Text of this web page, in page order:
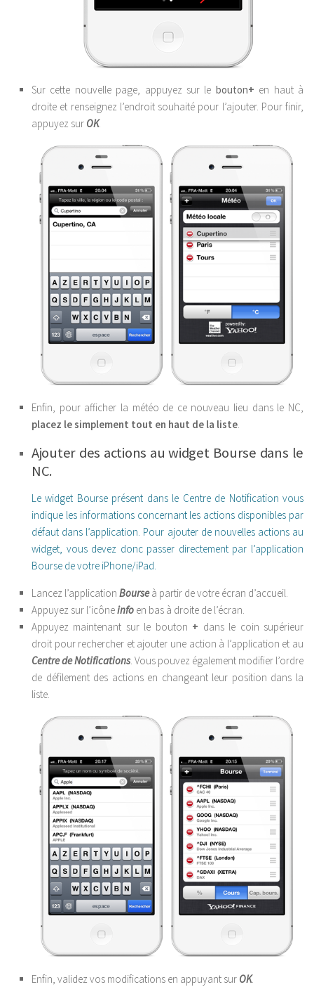
Sur cette nouvelle page, appuyez sur le bouton+ en haut à
droite et renseignez l’endroit souhaité pour l’ajouter. Pour finir,
appuyez sur OK.
Enfin, pour afficher la météo de ce nouveau lieu dans le NC,
placez le simplement tout en haut de la liste.
Ajouter des actions au widget Bourse dans le
NC.
Le widget Bourse présent dans le Centre de Notification vous
indique les informations concernant les actions disponibles par
défaut dans l’application. Pour ajouter de nouvelles actions au
widget, vous devez donc passer directement par l’application
Bourse de votre iPhone/iPad.
Lancez l’application Bourse à partir de votre écran d’accueil.
Appuyez sur l’icôneinfo en bas à droite de l’écran.
Appuyez maintenant sur le bouton + dans le coin supérieur
droit pour rechercher et ajouter une action à l’application et au
Centre de Notifications. Vous pouvez également modifier l’ordre
de défilement des actions en changeant leur position dans la
liste.
Enfin, validez vos modifications en appuyant sur OK.